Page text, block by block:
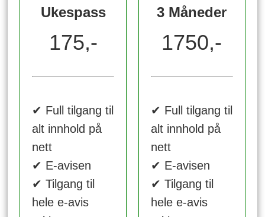
Ukespass
175,-
✔ Full tilgang til
alt innhold på
nett
✔ E-avisen
✔ Tilgang til
hele e-avis
3 Måneder
1750,-
✔ Full tilgang til
alt innhold på
nett
✔ E-avisen
✔ Tilgang til
hele e-avis